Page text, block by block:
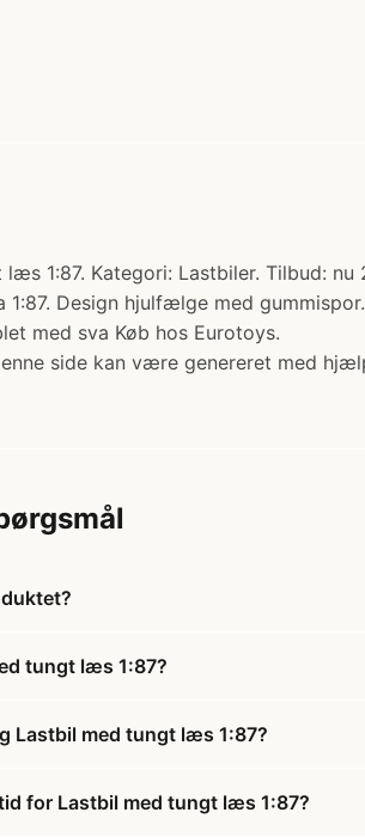
1:87. Kategori: Lastbiler. Tilbud:
1:87. Design hjulfælge med
med sva Køb hos Eurotoys.
side kan være genereret med
tungt læs 1:87?
Lastbil med tungt læs 1:87?
for Lastbil med tungt læs 1:87?